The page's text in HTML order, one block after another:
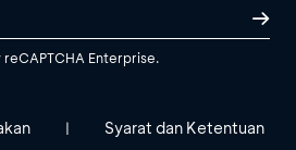
Enterprise.
| Syarat dan Ketentuan